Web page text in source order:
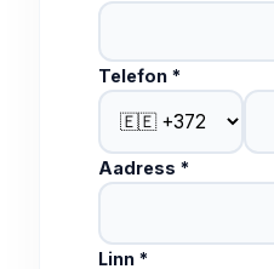
Telefon *
Aadress *
Linn *